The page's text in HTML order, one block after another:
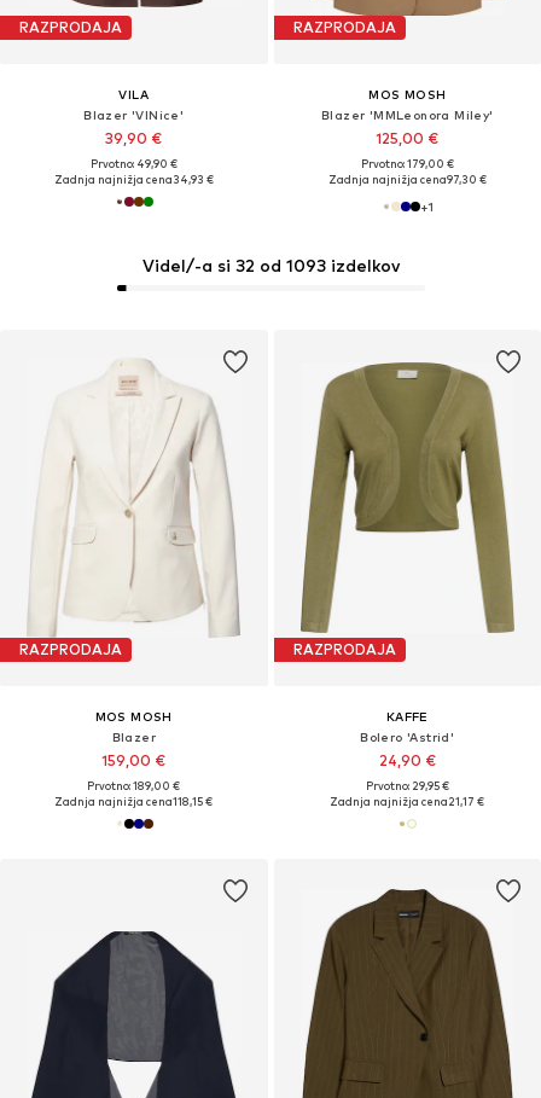
RAZPRODAJA
VILA
Blazer 'VINice'
39,90 €
Prvotno: 49,90 €
Zadnja najnižja cena34,93 €
RAZPRODAJA
MOS MOSH
Blazer 'MMLeonora Miley'
125,00 €
Prvotno: 179,00 €
Zadnja najnižja cena97,30 €
+1
RAZPRODAJA
MOS MOSH
Blazer
159,00 €
Prvotno: 189,00 €
Zadnja najnižja cena118,15 €
Videl/-a si 32 od 1093 izdelkov
RAZPRODAJA
KAFFE
Bolero 'Astrid'
24,90 €
Prvotno: 29,95 €
Zadnja najnižja cena21,17 €